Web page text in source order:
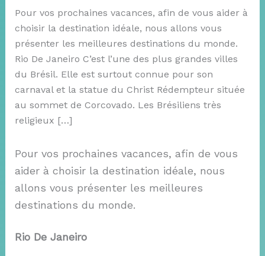
Pour vos prochaines vacances, afin de vous aider à
choisir la destination idéale, nous allons vous
présenter les meilleures destinations du monde.
Rio De Janeiro C’est l’une des plus grandes villes
du Brésil. Elle est surtout connue pour son
carnaval et la statue du Christ Rédempteur située
au sommet de Corcovado. Les Brésiliens très
religieux […]
Pour vos prochaines vacances, afin de vous
aider à choisir la destination idéale, nous
allons vous présenter les meilleures
destinations du monde.
Rio De Janeiro